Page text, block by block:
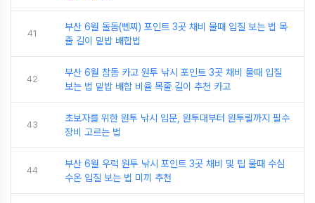
41
부산 6월 돌돔(뻰찌) 포인트 3곳 채비 물때 입질 보는 법 목
줄 길이 밑밥 배합법
42
부산 6월 참돔 카고 원투 낚시 포인트 3곳 채비 물때 입질
보는 법 밑밥 배합 비율 목줄 길이 추천 카고
43
초보자를 위한 원투 낚시 입문, 원투대부터 원투릴까지 필수
장비 고르는 법
44
부산 6월 우럭 원투 낚시 포인트 3곳 채비 및 팁 물때 수심
수온 입질 보는 법 미끼 추천